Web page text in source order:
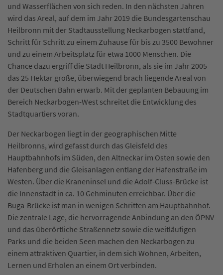
und Wasserflächen von sich reden. In den nächsten Jahren
wird das Areal, auf dem im Jahr 2019 die Bundesgartenschau
Heilbronn mit der Stadtausstellung Neckarbogen stattfand,
Schritt für Schritt zu einem Zuhause für bis zu 3500 Bewohner
und zu einem Arbeitsplatz für etwa 1000 Menschen. Die
Chance dazu ergriff die Stadt Heilbronn, als sie im Jahr 2005
das 25 Hektar große, überwiegend brach liegende Areal von
der Deutschen Bahn erwarb. Mit der geplanten Bebauung im
Bereich Neckarbogen-West schreitet die Entwicklung des
Stadtquartiers voran.
Der Neckarbogen liegt in der geographischen Mitte
Heilbronns, wird gefasst durch das Gleisfeld des
Hauptbahnhofs im Süden, den Altneckar im Osten sowie den
Hafenberg und die Gleisanlagen entlang der Hafenstraße im
Westen. Über die Kraneninsel und die Adolf-Cluss-Brücke ist
die Innenstadt in ca. 10 Gehminuten erreichbar. Über die
Buga-Brücke ist man in wenigen Schritten am Hauptbahnhof.
Die zentrale Lage, die hervorragende Anbindung an den ÖPNV
und das überörtliche Straßennetz sowie die weitläufigen
Parks und die beiden Seen machen den Neckarbogen zu
einem attraktiven Quartier, in dem sich Wohnen, Arbeiten,
Lernen und Erholen an einem Ort verbinden.